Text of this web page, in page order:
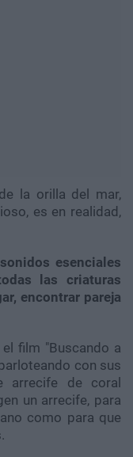
la orilla del mar,
es en realidad,
esenciales
las criaturas
encontrar pareja
film "Buscando a
con sus
arrecife de coral
un arrecife, para
como para que